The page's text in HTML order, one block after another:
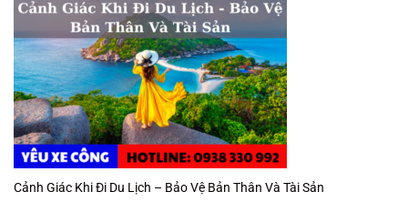
Cảnh Giác Khi Đi Du Lịch – Bảo Vệ Bản Thân Và Tài Sản